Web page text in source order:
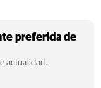
preferida de
actualidad.